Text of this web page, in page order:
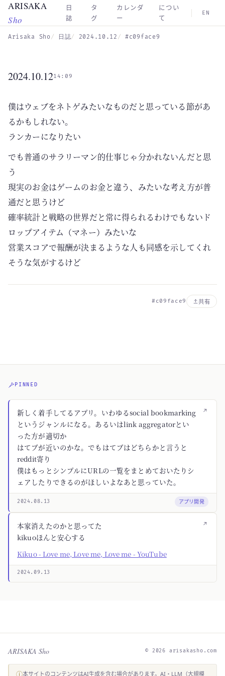
Skip to main content
ARISAKA
Sho
日
誌
タ
グ
カレンダ
ー
につい
て
EN
Arisaka Sho 日誌 2024.10.12 #c09face9
2024.10.1214:09
僕はウェブをネトゲみたいなものだと思っている節があ
るかもしれない。
ランカーになりたい
でも普通のサラリーマン的仕事じゃ分かれないんだと思
う
現実のお金はゲームのお金と違う、みたいな考え方が普
通だと思うけど
確率統計と戦略の世界だと常に得られるわけでもないド
ロップアイテム（マネー）みたいな
営業スコアで報酬が決まるような人も同感を示してくれ
そうな気がするけど
#c09face9 共有
PINNED
↗
新しく着手してるアプリ。いわゆるsocial bookmarking
というジャンルになる。あるいはlink aggregatorとい
った方が適切か
はてブが近いのかな。でもはてブはどちらかと言うと
reddit寄り
僕はもっとシンプルにURLの一覧をまとめておいたりシ
ェアしたりできるのがほしいよなあと思っていた。
2024.08.13 アプリ開発
↗
本家消えたのかと思ってた
kikuoほんと安心する
Kikuo - Love me, Love me, Love me - YouTube
2024.09.13
ARISAKA Sho © 2026 arisakasho.com
ⓘ本サイトのコンテンツはAI生成を含む場合があります。AI・LLM（大規模